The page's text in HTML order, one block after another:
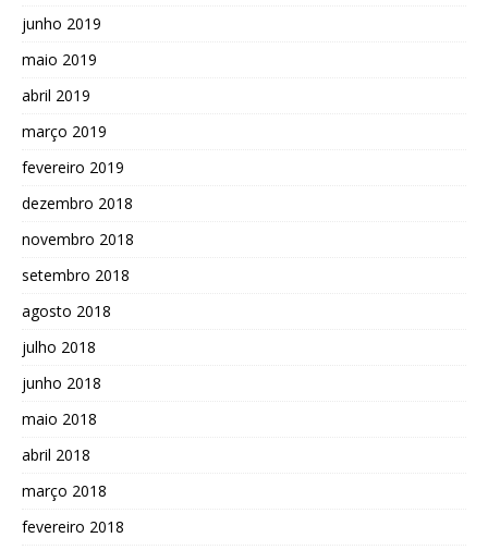
junho 2019
maio 2019
abril 2019
março 2019
fevereiro 2019
dezembro 2018
novembro 2018
setembro 2018
agosto 2018
julho 2018
junho 2018
maio 2018
abril 2018
março 2018
fevereiro 2018